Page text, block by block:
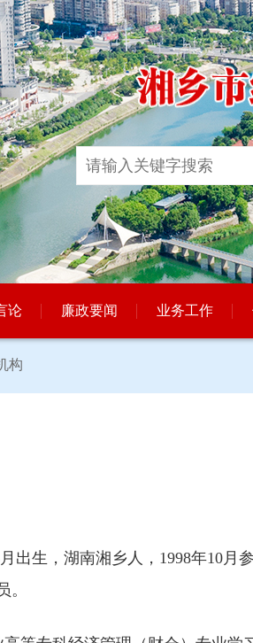
论 廉政要闻 业务工作
构
出生，湖南湘乡人，1998年10月
。